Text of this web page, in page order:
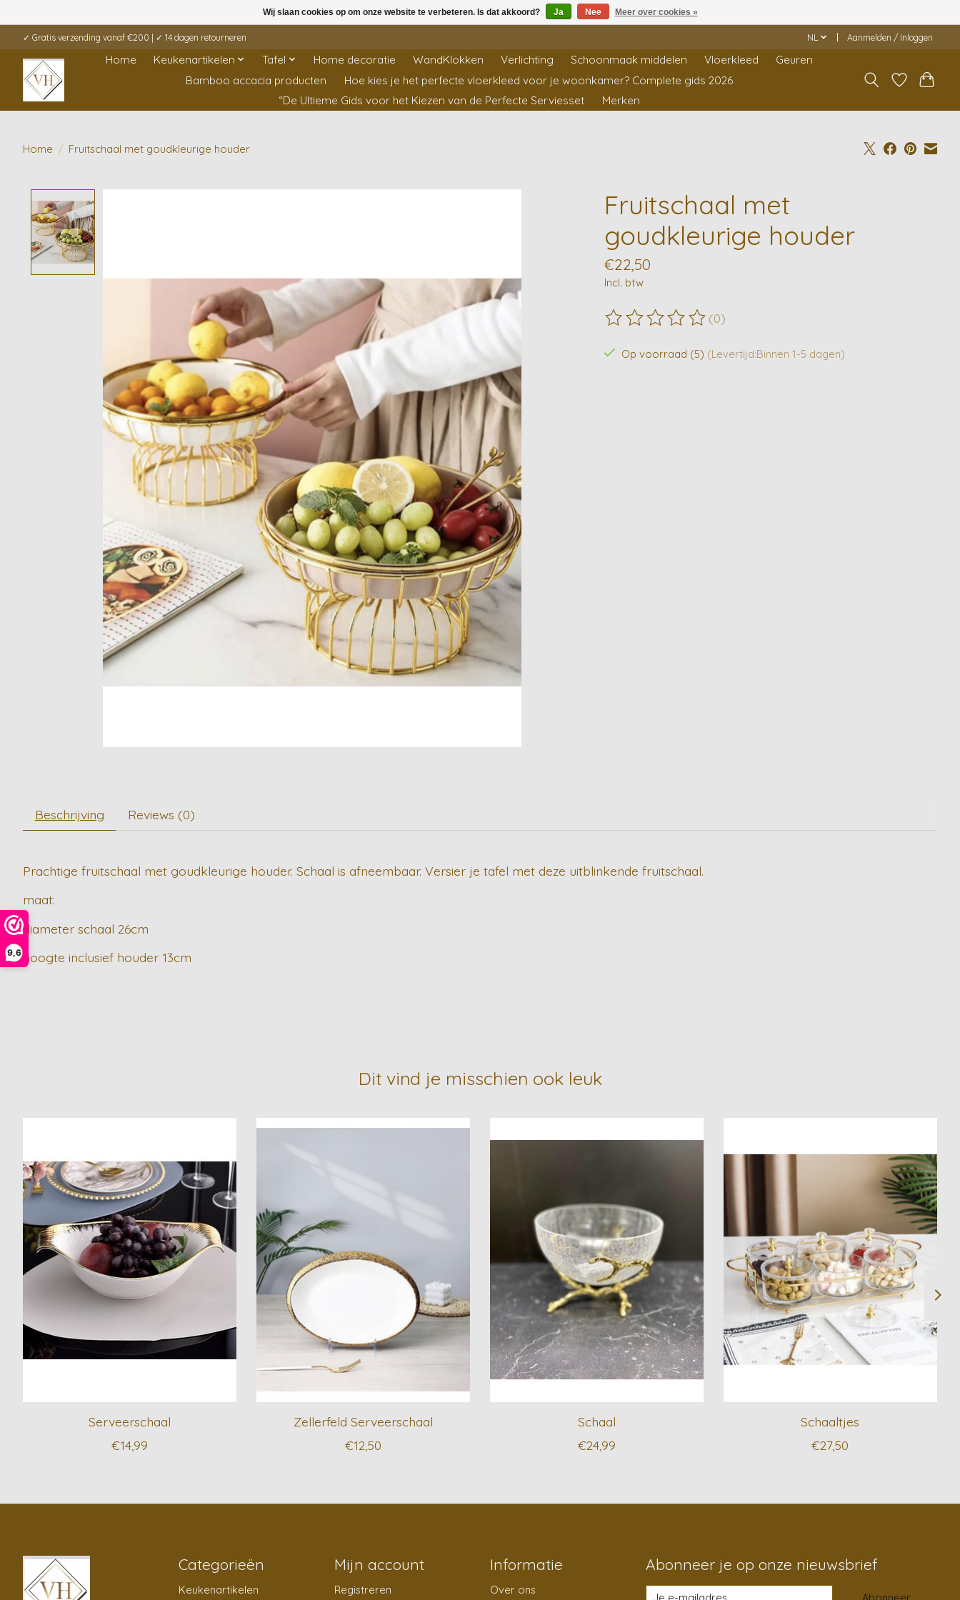
9,6
✓ Gratis verzending vanaf €200 | ✓ 14 dagen retourneren NL Aanmelden / Inloggen
Home Keukenartikelen Tafel Home decoratie WandKlokken Verlichting Schoonmaak middelen Vloerkleed
Geuren
Bamboo accacia producten
Hoe kies je het perfecte vloerkleed voor je woonkamer? Complete gids 2026
“De Ultieme Gids voor het Kiezen van de Perfecte Serviesset
Merken
Home / Fruitschaal met goudkleurige houder
Fruitschaal met
goudkleurige houder
€22,50
Incl. btw
De beoordeling van dit product is
(0)
Op voorraad (5) (Levertijd:Binnen 1-5 dagen)
Beschrijving Reviews (0)
Prachtige fruitschaal met goudkleurige houder. Schaal is afneembaar. Versier je tafel met deze uitblinkende fruitschaal.
maat:
diameter schaal 26cm
hoogte inclusief houder 13cm
Dit vind je misschien ook leuk
Serveerschaal
€14,99
Zellerfeld Serveerschaal
€12,50
Schaal
€24,99
Schaaltjes
€27,50
Categorieën
Keukenartikelen
Mijn account
Registreren
Informatie
Over ons
Abonneer je op onze nieuwsbrief
Wij slaan cookies op om onze website te verbeteren. Is dat akkoord? Ja Nee Meer over cookies »